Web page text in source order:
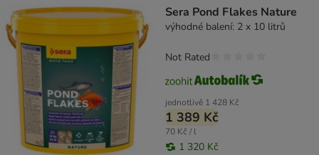
Sera Pond Flakes Nature
výhodné balení: 2 x 10 litrů
jednotlivě 1 428 Kč
1 389 Kč
70 Kč / l
1 320 Kč
Not Rated